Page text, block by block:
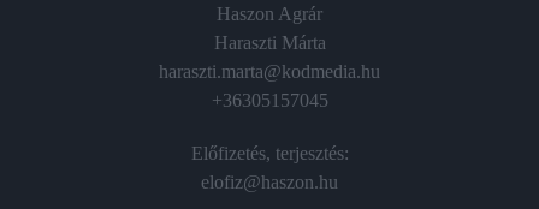
Haszon Agrár
Haraszti Márta
haraszti.marta@kodmedia.hu
+36305157045
Előfizetés, terjesztés:
elofiz@haszon.hu